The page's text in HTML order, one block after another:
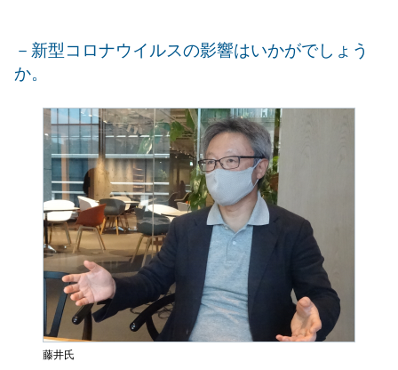
－新型コロナウイルスの影響はいかがでしょう
か。
藤井氏